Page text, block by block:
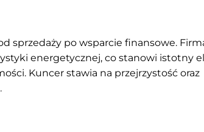
sprzedaży po wsparcie finansowe.
energetycznej, co stanowi istotny
Kuncer stawia na przejrzystość oraz